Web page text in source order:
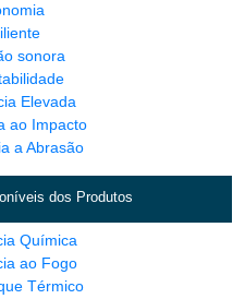
sonora
Elevada
ao Impacto
a Abrasão
dos Produtos
Química
ao Fogo
Térmico